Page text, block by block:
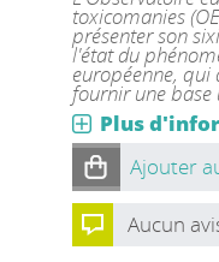
toxicomanies
présenter son
l'état du
européenne,
fournir une base
Plus
Ajouter
Aucun